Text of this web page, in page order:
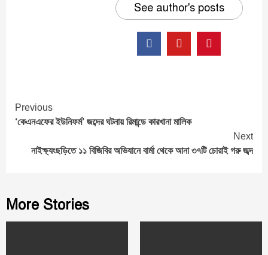
See author's posts
Continue
Reading
Previous
‘কেএনএফের ইউনিফর্ম’ জব্দের ঘটনায় রিমান্ডে কারখানা মালিক
Next
নাইক্ষ্যংছড়িতে ১১ বিজিবির অভিযানে বার্মা থেকে আনা ৩৭টি চোরাই গরু জব্দ
More Stories